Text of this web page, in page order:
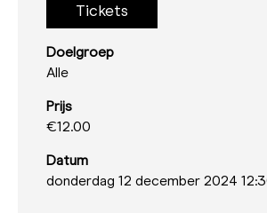
Tickets
Doelgroep
Alle
Prijs
€12.00
Datum
donderdag 12 december 2024